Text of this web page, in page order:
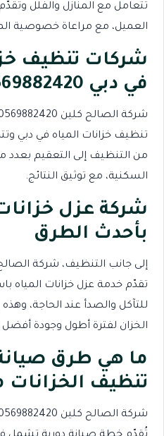
تتعامل مع المنازل والفلل
العميل، مع مراعاة خصوصية
شركات تنظيف
في دبي 0569882420
تنظيف خزانات المياه في دبي
من التنظيف إلى التعقيم بعدد
السكنية، مع توثيق النتائج.
شركة عزل
بأحدث الطرق
تقدّم خدمة عزل خزانات المياه
للتآكل والصدأ عند الحاجة،
الخزان لفترة أطول وجودة أفضل
ما هي طرق
تنظيف الخزانات